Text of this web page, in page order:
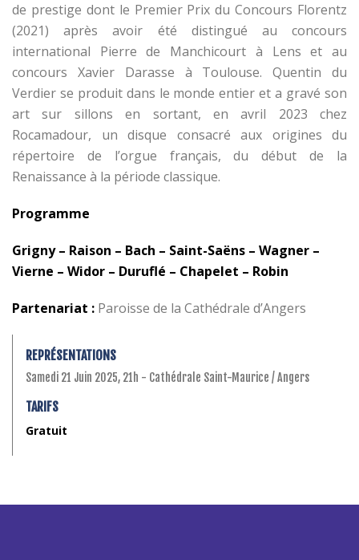
de prestige dont le Premier Prix du Concours Florentz
(2021) après avoir été distingué au concours
international Pierre de Manchicourt à Lens et au
concours Xavier Darasse à Toulouse. Quentin du
Verdier se produit dans le monde entier et a gravé son
art sur sillons en sortant, en avril 2023 chez
Rocamadour, un disque consacré aux origines du
répertoire de l’orgue français, du début de la
Renaissance à la période classique.
Programme
Grigny – Raison – Bach – Saint-Saëns – Wagner –
Vierne – Widor – Duruflé – Chapelet – Robin
Partenariat : Paroisse de la Cathédrale d’Angers
REPRÉSENTATIONS
Samedi 21 Juin 2025, 21h - Cathédrale Saint-Maurice / Angers
TARIFS
Gratuit